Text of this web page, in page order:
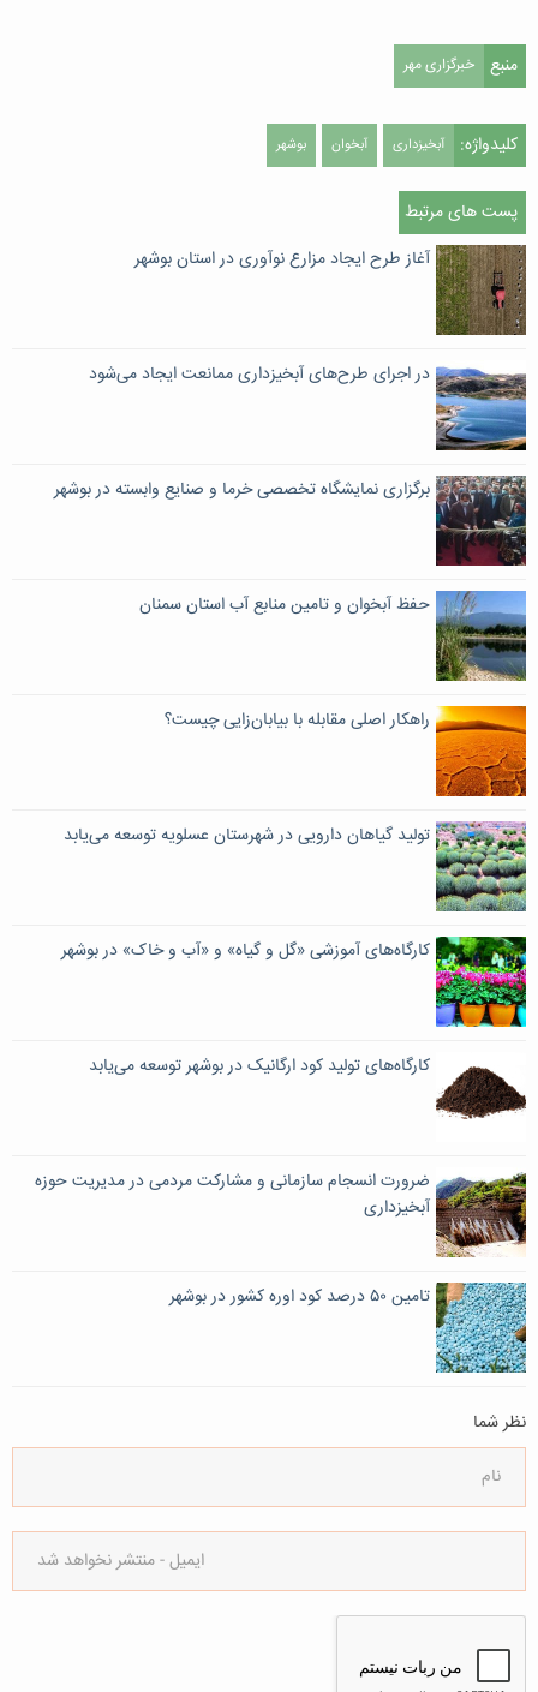
منبع خبرگزاری مهر
کلیدواژه: آبخیزداری آبخوان بوشهر
پست های مرتبط
آغاز طرح ایجاد مزارع نوآوری در استان بوشهر
در اجرای طرح‌های آبخیزداری ممانعت ایجاد می‌شود
برگزاری نمایشگاه تخصصی خرما و صنایع وابسته در بوشهر
حفظ آبخوان و تامين منابع آب استان سمنان
راهکار اصلی مقابله با بیابان‌زایی چیست؟
تولید گیاهان دارویی در شهرستان عسلویه توسعه می‌یابد
کارگاه‌های آموزشی «گل و گیاه» و «آب و خاک» در بوشهر
کارگاه‌های تولید کود ارگانیک در بوشهر توسعه می‌یابد
ضرورت انسجام سازمانی و مشارکت مردمی در مدیریت حوزه
آبخیزداری
تامین ۵۰ درصد کود اوره کشور در بوشهر
نظر شما